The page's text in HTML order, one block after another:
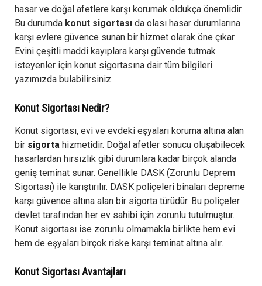
hasar ve doğal afetlere karşı korumak oldukça önemlidir.
Bu durumda konut sigortası da olası hasar durumlarına
karşı evlere güvence sunan bir hizmet olarak öne çıkar.
Evini çeşitli maddi kayıplara karşı güvende tutmak
isteyenler için konut sigortasına dair tüm bilgileri
yazımızda bulabilirsiniz.
Konut Sigortası Nedir?
Konut sigortası, evi ve evdeki eşyaları koruma altına alan
bir sigorta hizmetidir. Doğal afetler sonucu oluşabilecek
hasarlardan hırsızlık gibi durumlara kadar birçok alanda
geniş teminat sunar. Genellikle DASK (Zorunlu Deprem
Sigortası) ile karıştırılır. DASK poliçeleri binaları depreme
karşı güvence altına alan bir sigorta türüdür. Bu poliçeler
devlet tarafından her ev sahibi için zorunlu tutulmuştur.
Konut sigortası ise zorunlu olmamakla birlikte hem evi
hem de eşyaları birçok riske karşı teminat altına alır.
Konut Sigortası Avantajları